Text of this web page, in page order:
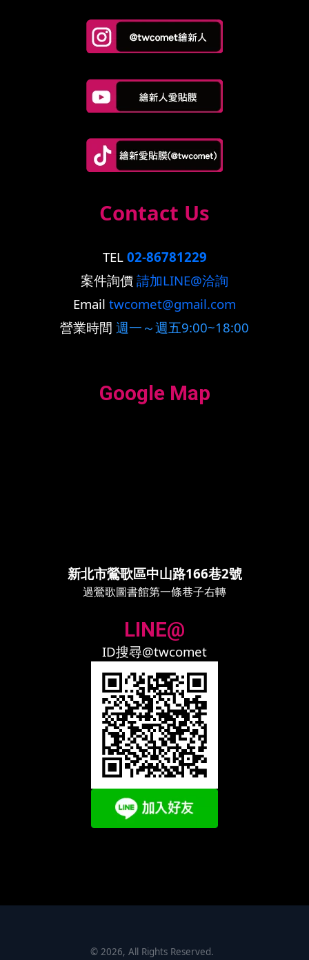
Contact Us
TEL 02-86781229
案件詢價 請加LINE@洽詢
Email twcomet@gmail.com
營業時間 週一～週五9:00~18:00
Google Map
新北市鶯歌區中山路166巷2號
過鶯歌圖書館第一條巷子右轉
LINE@
ID搜尋@twcomet
© 2026, All Rights Reserved.